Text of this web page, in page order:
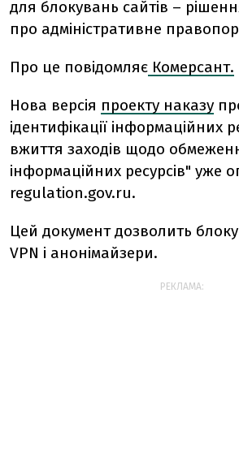
для блокувань сайтів –
про адміністративне
Про це повідомляє Комерсант.
Нова версія проекту наказу
ідентифікації інформаційних
вжиття заходів щодо
інформаційних ресурсів" уже
regulation.gov.ru.
Цей документ дозволить
VPN і анонімайзери.
РЕКЛАМА: